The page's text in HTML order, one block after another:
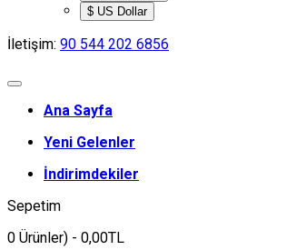
$ US Dollar
İletişim: 90 544 202 6856
Ana Sayfa
Yeni Gelenler
İndirimdekiler
Sepetim
0 Ürünler) - 0,00TL